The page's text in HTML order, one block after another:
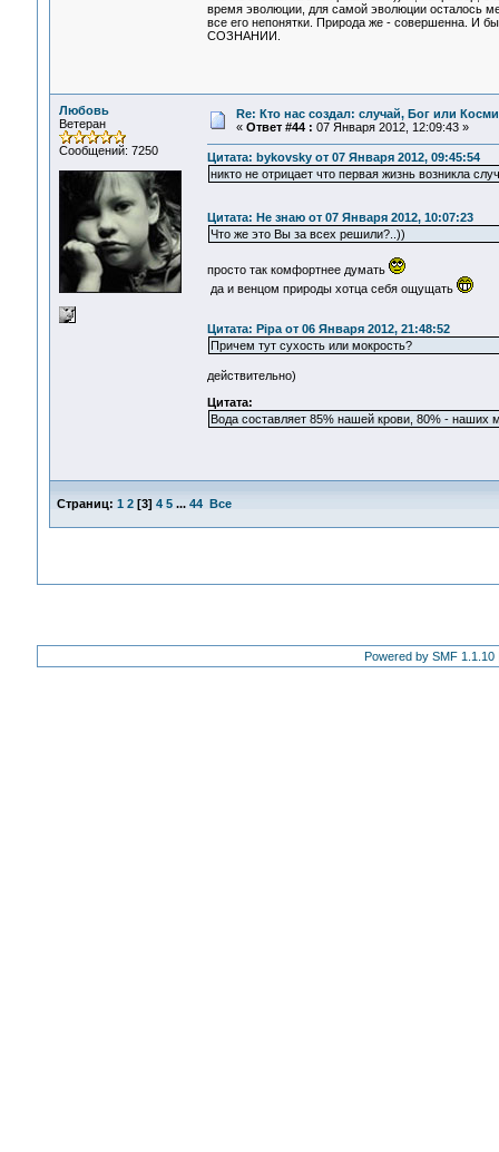
время эволюции, для самой эволюции осталось
все его непонятки. Природа же - совершенна. И
СОЗНАНИИ.
Любовь
Ветеран
Сообщений: 7250
Re: Кто нас создал: случай, Бог или
« Ответ #44 : 07 Января 2012, 12:09:43 »
Цитата: bykovsky от 07 Января 2012, 09:45:54
никто не отрицает что первая жизнь возникла
Цитата: Не знаю от 07 Января 2012, 10:07:23
Что же это Вы за всех решили?..))
просто так комфортнее думать
да и венцом природы хотца себя ощущать
Цитата: Pipa от 06 Января 2012, 21:48:52
Причем тут сухость или мокрость?
действительно)
Цитата:
Вода составляет 85% нашей крови, 80% - наших
Страниц: 1 2[3] 4 5 ... 44 Все
Powered by SMF 1.1.10